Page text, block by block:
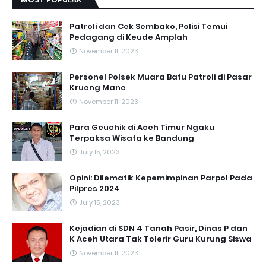
Patroli dan Cek Sembako, Polisi Temui
Pedagang di Keude Amplah
November 11, 2023
Personel Polsek Muara Batu Patroli di Pasar
Krueng Mane
November 11, 2023
Para Geuchik di Aceh Timur Ngaku
Terpaksa Wisata ke Bandung
July 15, 2023
Opini: Dilematik Kepemimpinan Parpol Pada
Pilpres 2024
July 15, 2023
Kejadian di SDN 4 Tanah Pasir, Dinas P dan
K Aceh Utara Tak Tolerir Guru Kurung Siswa
November 11, 2023